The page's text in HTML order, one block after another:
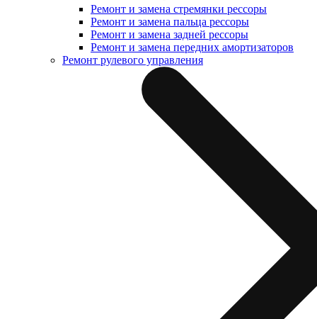
Ремонт и замена стремянки рессоры
Ремонт и замена пальца рессоры
Ремонт и замена задней рессоры
Ремонт и замена передних амортизаторов
Ремонт рулевого управления